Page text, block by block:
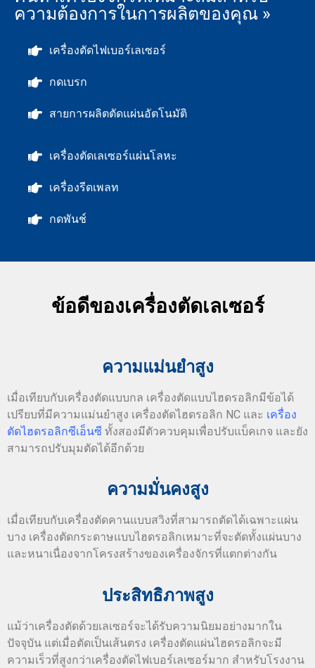
ความต้องการในการผลิตของคุณ »
เครื่องตัดไฟเบอร์เลเซอร์
กดเบรก
สายการผลิตตัดแผ่นอัตโนมัติ
เครื่องตัดเลเซอร์แผ่นโลหะ
เครื่องรีดเพลท
กดพันช์
ข้อดีของเครื่องตัดเลเซอร์
ความแม่นยำสูง
เมื่อเทียบกับเครื่องตัดแบบกล เครื่องตัดแบบไฮดรอลิกมีข้อได้
เปรียบที่มีความแม่นยำสูง เครื่องตัดไฮดรอลิก NC และ เครื่อง
ตัดไฮดรอลิกซีเอ็นซี ทั้งสองมีตัวควบคุมเพื่อปรับแบ็คเกจ และยัง
สามารถปรับมุมตัดได้อีกด้วย
ความมั่นคงสูง
เมื่อเทียบกับเครื่องตัดคานแบบสวิงที่สามารถตัดได้เฉพาะแผ่น
บาง เครื่องตัดกระดาษแบบไฮดรอลิกเหมาะที่จะตัดทั้งแผ่นบาง
และหนาเนื่องจากโครงสร้างของเครื่องจักรที่แตกต่างกัน
ประสิทธิภาพสูง
แม้ว่าเครื่องตัดด้วยเลเซอร์จะได้รับความนิยมอย่างมากใน
ปัจจุบัน แต่เมื่อตัดเป็นเส้นตรง เครื่องตัดแผ่นไฮดรอลิกจะมี
ความเร็วที่สูงกว่าเครื่องตัดไฟเบอร์เลเซอร์มาก สำหรับโรงงาน